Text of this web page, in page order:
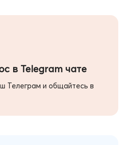
в Telegram чате
Телеграм и общайтесь в